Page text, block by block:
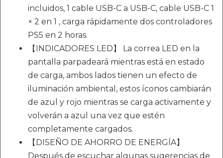
incluidos, 1 cable USB-C a USB-C, cable USB-C 1
× 2 en 1 , carga rápidamente dos controladores
PS5 en 2 horas.
【INDICADORES LED】 La correa LED en la
pantalla parpadeará mientras está en estado
de carga, ambos lados tienen un efecto de
iluminación ambiental, estos íconos cambiarán
de azul y rojo mientras se carga activamente y
volverán a azul una vez que estén
completamente cargados.
【DISEÑO DE AHORRO DE ENERGÍA】
Después de escuchar algunas sugerencias de